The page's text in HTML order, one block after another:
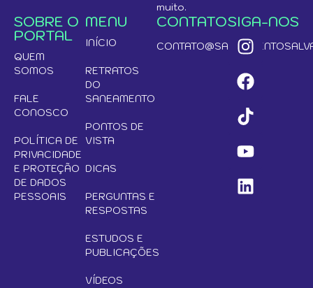
muito.
SOBRE O
PORTAL
QUEM
SOMOS
FALE
CONOSCO
POLÍTICA DE
PRIVACIDADE
E PROTEÇÃO
DE DADOS
PESSOAIS
MENU
INÍCIO
RETRATOS
DO
SANEAMENTO
PONTOS DE
VISTA
DICAS
PERGUNTAS E
RESPOSTAS
ESTUDOS E
PUBLICAÇÕES
VÍDEOS
CONTATOSIGA-NOS